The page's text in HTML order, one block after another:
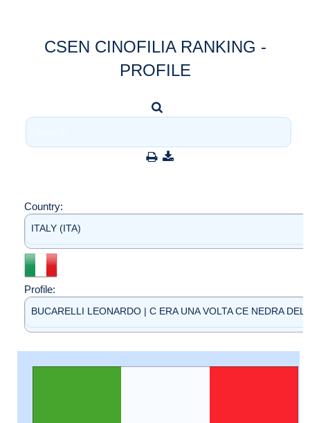
CSEN CINOFILIA RANKING -
PROFILE
Country:
ITALY (ITA)
Profile:
BUCARELLI LEONARDO | C ERA UNA VOLTA CE NEDRA